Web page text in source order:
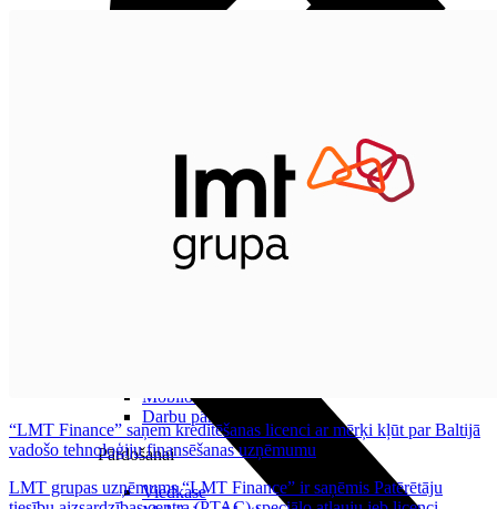
Mobilo iekārtu pārvaldība
Darbu pārvaldnieks
Pārdošanai
Viedkase
Skaļruņi
Audiosistēmas
“LMT Finance” saņem kreditēšanas licenci ar mērķi kļūt par Baltijā
vadošo tehnoloģiju finansēšanas uzņēmumu
LMT grupas uzņēmums “LMT Finance” ir saņēmis Patērētāju